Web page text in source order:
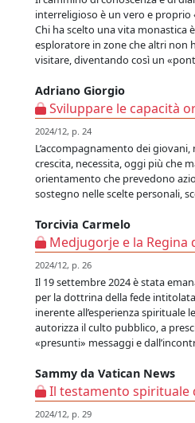
interreligioso è un vero e
Chi ha scelto una vita monastica
esploratore in zone che altri non
visitare, diventando così un
Adriano Giorgio
Sviluppare le capacità
2024/12, p. 24
L’accompagnamento dei
crescita, necessita, oggi più che
orientamento che prevedono
sostegno nelle scelte personali,
Torcivia Carmelo
Medjugorje e la Regina
2024/12, p. 26
Il 19 settembre 2024 è stata
per la dottrina della fede
inerente all’esperienza spirituale
autorizza il culto pubblico, a
«presunti» messaggi e
Sammy da Vatican News
Il testamento spirituale
2024/12, p. 29